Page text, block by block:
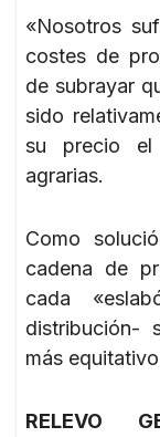
«Nosotros
costes de
de subrayar
sido
su precio el
agrarias.
Como
cadena de
cada
distribución-
más
RELEVO